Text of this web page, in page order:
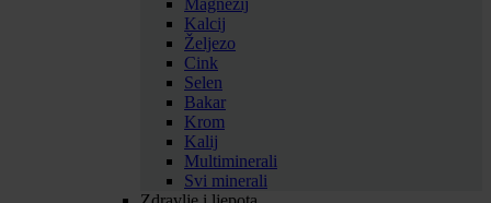
Magnezij
Kalcij
Željezo
Cink
Selen
Bakar
Krom
Kalij
Multiminerali
Svi minerali